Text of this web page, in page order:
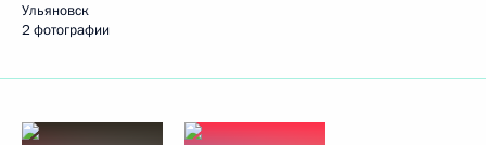
Ульяновск
2 фотографии